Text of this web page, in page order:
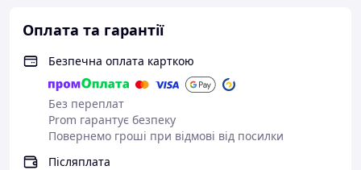
розмір 40 - 26,5
сантиметрів.
Оплата та гарантії
Безпечна оплата карткою
Без переплат
Prom гарантує безпеку
Повернемо гроші при відмові від посилки
Післяплата